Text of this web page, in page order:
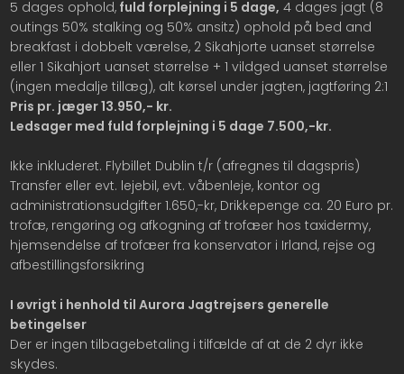
5 dages ophold,fuld forplejning i 5 dage, 4 dages jagt (8
outings 50% stalking og 50% ansitz) ophold på bed and
breakfast i dobbelt værelse, 2 Sikahjorte uanset størrelse
eller 1 Sikahjort uanset størrelse + 1 vildged uanset størrelse
(ingen medalje tillæg), alt kørsel under jagten, jagtføring 2:1
Pris pr. jæger 13.950,- kr.
Ledsager med fuld forplejning i 5 dage 7.500,-kr.
Ikke inkluderet. Flybillet Dublin t/r (afregnes til dagspris)
Transfer eller evt. lejebil, evt. våbenleje, kontor og
administrationsudgifter 1.650,-kr, Drikkepenge ca. 20 Euro pr.
trofæ, rengøring og afkogning af trofæer hos taxidermy,
hjemsendelse af trofæer fra konservator i Irland, rejse og
afbestillingsforsikring
I øvrigt i henhold til Aurora Jagtrejsers generelle
betingelser
Der er ingen tilbagebetaling i tilfælde af at de 2 dyr ikke
skydes.